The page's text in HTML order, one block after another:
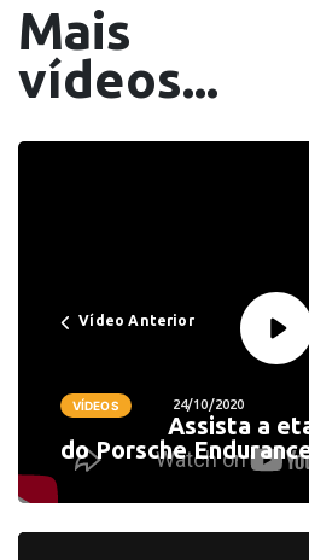
Mais
vídeos...
Vídeo Anterior
VÍDEOS 24/10/2020
Assista a
do Porsche